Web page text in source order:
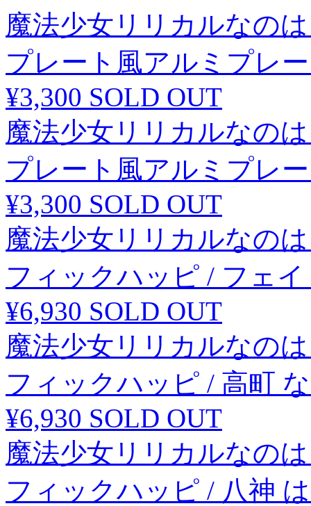
魔法少女リリカルなの
プレート風アルミプレ
¥3,300 SOLD OUT
魔法少女リリカルなの
プレート風アルミプレ
¥3,300 SOLD OUT
魔法少女リリカルなの
フィックハッピ / フェ
¥6,930 SOLD OUT
魔法少女リリカルなの
フィックハッピ / 高町
¥6,930 SOLD OUT
魔法少女リリカルなの
フィックハッピ / 八神